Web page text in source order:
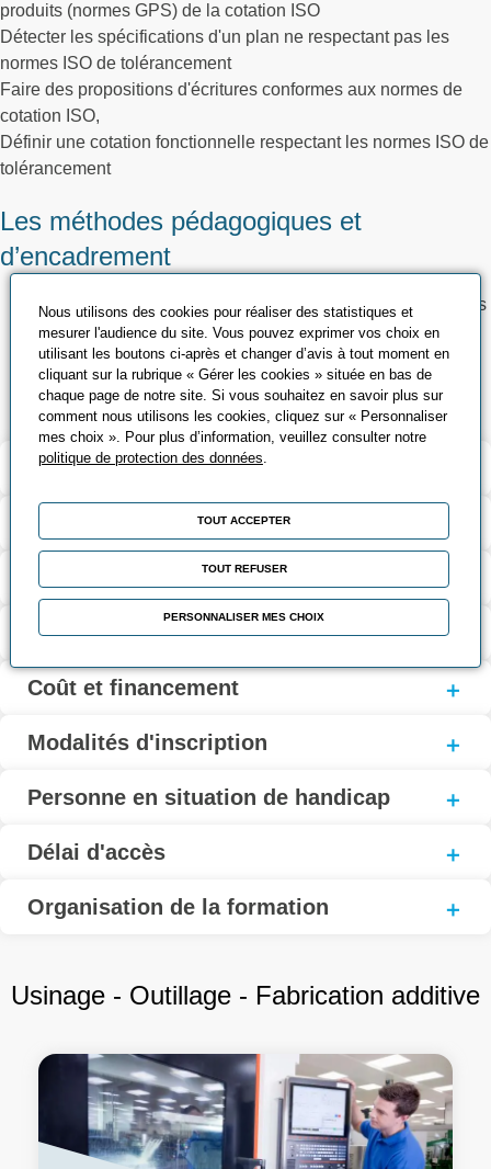
produits (normes GPS) de la cotation ISO
Détecter les spécifications d'un plan ne respectant pas les
normes ISO de tolérancement
Faire des propositions d'écritures conformes aux normes de
cotation ISO,
Définir une cotation fonctionnelle respectant les normes ISO de
tolérancement
Les méthodes pédagogiques et
d’encadrement
Théorie : Remise d’une documentation reprenant les points
essentiels, Projection support vidéo
Pratique : Mise en application à l’aide de cas propre à
l’entreprise
Validation et certification
Contenu de la formation
Modalités d’évaluation
Contact
Coût et financement
Modalités d'inscription
Personne en situation de handicap
Délai d'accès
Organisation de la formation
Usinage - Outillage - Fabrication additive
Nous utilisons des cookies pour réaliser des statistiques et
mesurer l'audience du site. Vous pouvez exprimer vos choix en
utilisant les boutons ci-après et changer d’avis à tout moment en
cliquant sur la rubrique « Gérer les cookies » située en bas de
chaque page de notre site. Si vous souhaitez en savoir plus sur
comment nous utilisons les cookies, cliquez sur « Personnaliser
mes choix ». Pour plus d’information, veuillez consulter notre
politique de protection des données
TOUT ACCEPTER
TOUT REFUSER
PERSONNALISER MES CHOIX